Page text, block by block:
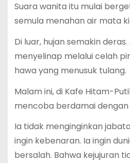
Suara wanita itu mulai
semula menahan air mata
Di luar, hujan semakin
menyelinap melalui celah
hawa yang menusuk tulang.
Malam ini, di Kafe Hitam-
mencoba berdamai
Ia tidak menginginkan
ingin kebenaran. Ia ingin
bersalah. Bahwa kejujuran